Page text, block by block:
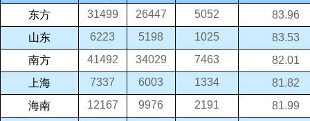
东方
31499 26447 5052
83.96
山东
6223 5198 1025
83.53
南方
41492 34029 7463
82.01
上海
7337 6003 1334
81.82
海南
12167 9976 2191
81.99